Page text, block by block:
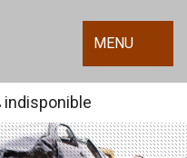
MENU
indisponible